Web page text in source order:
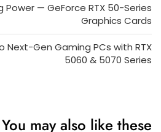
Power — GeForce RTX 50-Series
Graphics Cards
Next-Gen Gaming PCs with RTX
5060 & 5070 Series
You may also like these